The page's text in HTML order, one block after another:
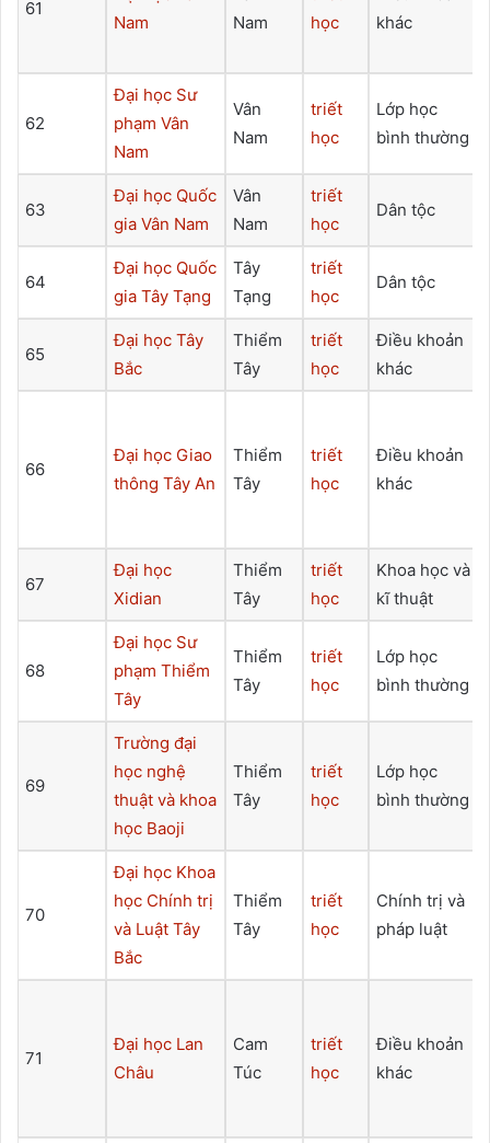
61
Nam
Nam
học
khác
62
Đại học Sư
phạm Vân
Nam
Vân
Nam
triết
học
Lớp học
bình thường
63
Đại học Quốc
gia Vân Nam
Vân
Nam
triết
học
Dân tộc
64
Đại học Quốc
gia Tây Tạng
Tây
Tạng
triết
học
Dân tộc
65
Đại học Tây
Bắc
Thiểm
Tây
triết
học
Điều khoản
khác
66
Đại học Giao
thông Tây An
Thiểm
Tây
triết
học
Điều khoản
khác
67
Đại học
Xidian
Thiểm
Tây
triết
học
Khoa học và
kĩ thuật
68
Đại học Sư
phạm Thiểm
Tây
Thiểm
Tây
triết
học
Lớp học
bình thường
69
Trường đại
học nghệ
thuật và khoa
học Baoji
Thiểm
Tây
triết
học
Lớp học
bình thường
70
Đại học Khoa
học Chính trị
và Luật Tây
Bắc
Thiểm
Tây
triết
học
Chính trị và
pháp luật
71
Đại học Lan
Châu
Cam
Túc
triết
học
Điều khoản
khác